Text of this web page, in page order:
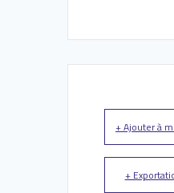
+ Ajouter à
+